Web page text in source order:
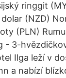
ringgit
(NZD)
(PLN)
- 3-
Ilga leží v
a nabízí